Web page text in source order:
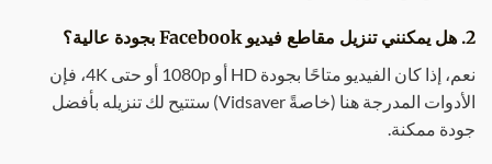
2. هل يمكنني تنزيل مقاطع فيديو Facebook بجودة عالية؟
نعم، إذا كان الفيديو متاحًا بجودة HD أو 1080p أو حتى 4K، فإن
الأدوات المدرجة هنا (خاصةً Vidsaver) ستتيح لك تنزيله بأفضل
جودة ممكنة.